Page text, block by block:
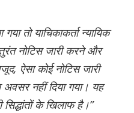
तो याचिकाकर्ता न्यायिक
नोटिस जारी करने और
ऐसा कोई नोटिस जारी
नहीं दिया गया। यह
के खिलाफ है।”